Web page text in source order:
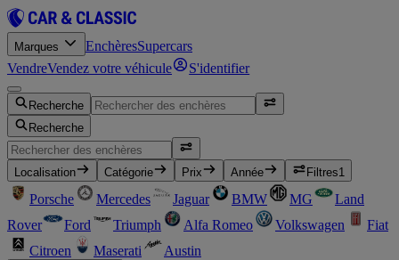
Marques EnchèresSupercars
VendreVendez votre véhicule S'identifier
Recherche
Recherche
Localisation Catégorie Prix Année Filtres1
Porsche Mercedes Jaguar BMW MG
Land
Rover
Ford Triumph Alfa Romeo Volkswagen
Fiat
Citroen
Maserati Austin